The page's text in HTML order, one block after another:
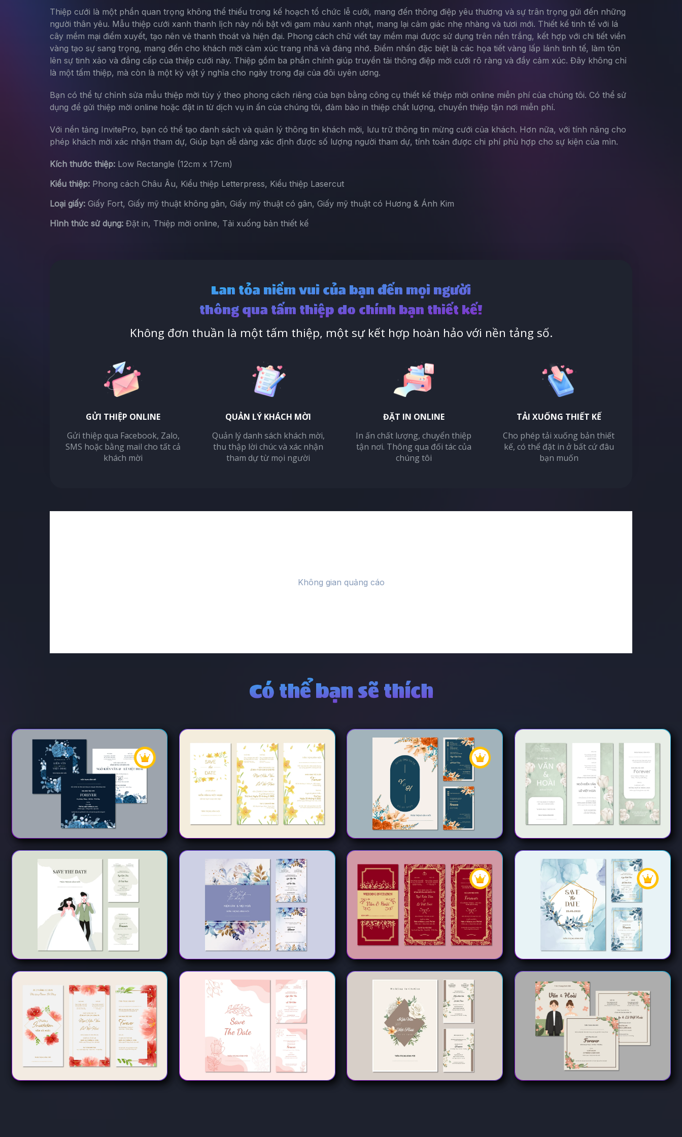
Thiệp cưới là một phần quan trọng không thể thiếu trong kế hoạch tổ chức lễ cưới, mang đến thông điệp yêu thương và sự trân trọng gửi đến những
người thân yêu. Mẫu thiệp cưới xanh thanh lịch này nổi bật với gam màu xanh nhạt, mang lại cảm giác nhẹ nhàng và tươi mới. Thiết kế tinh tế với lá
cây mềm mại điểm xuyết, tạo nên vẻ thanh thoát và hiện đại. Phong cách chữ viết tay mềm mại được sử dụng trên nền trắng, kết hợp với chi tiết viền
vàng tạo sự sang trọng, mang đến cho khách mời cảm xúc trang nhã và đáng nhớ. Điểm nhấn đặc biệt là các họa tiết vàng lấp lánh tinh tế, làm tôn
lên sự tinh xảo và đẳng cấp của thiệp cưới này. Thiệp gồm ba phần chính giúp truyền tải thông điệp mời cưới rõ ràng và đầy cảm xúc. Đây không chỉ
là một tấm thiệp, mà còn là một kỷ vật ý nghĩa cho ngày trong đại của đôi uyên ương.
Bạn có thể tự chỉnh sửa mẫu thiệp mời tùy ý theo phong cách riêng của bạn bằng công cụ thiết kế thiệp mời online miễn phí của chúng tôi. Có thể sử
dụng để gửi thiệp mời online hoặc đặt in từ dịch vụ in ấn của chúng tôi, đảm bảo in thiệp chất lượng, chuyển thiệp tận nơi miễn phí.
Với nền tảng InvitePro, bạn có thể tạo danh sách và quản lý thông tin khách mời, lưu trữ thông tin mừng cưới của khách. Hơn nữa, với tính năng cho
phép khách mời xác nhận tham dự, Giúp bạn dễ dàng xác định được số lượng người tham dự, tính toán được chi phí phù hợp cho sự kiện của mìn.
Kích thước thiệp: Low Rectangle (12cm x 17cm)
Kiểu thiệp: Phong cách Châu Âu, Kiểu thiệp Letterpress, Kiểu thiệp Lasercut
Loại giấy: Giấy Fort, Giấy mỹ thuật không gân, Giấy mỹ thuật có gân, Giấy mỹ thuật có Hương & Ánh Kim
Hình thức sử dụng: Đặt in, Thiệp mời online, Tải xuống bản thiết kế
Lan tỏa niềm vui của bạn đến mọi người
thông qua tấm thiệp do chính bạn thiết kế!
Không đơn thuần là một tấm thiệp, một sự kết hợp hoàn hảo với nền tảng số.
GỬI THIỆP ONLINE
Gửi thiệp qua Facebook, Zalo,
SMS hoặc bằng mail cho tất cả
khách mời
QUẢN LÝ KHÁCH MỜI
Quản lý danh sách khách mời,
thu thập lời chúc và xác nhận
tham dự từ mọi người
ĐẶT IN ONLINE
In ấn chất lượng, chuyển thiệp
tận nơi. Thông qua đối tác của
chúng tôi
TẢI XUỐNG THIẾT KẾ
Cho phép tải xuống bản thiết
kế, có thể đặt in ở bất cứ đâu
bạn muốn
Có thể bạn sẽ thích